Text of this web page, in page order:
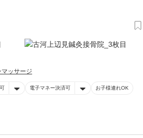
ッサージ
電子マネー決済可 お子様連れOK